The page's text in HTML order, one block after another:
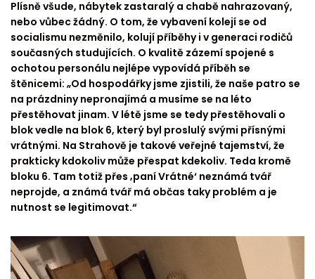
Plísně všude, nábytek zastaralý a chabě nahrazovaný,
nebo vůbec žádný. O tom, že vybavení kolejí se od
socialismu nezměnilo, kolují příběhy i v generaci rodičů
současných studujících. O kvalitě zázemí spojené s
ochotou personálu nejlépe vypovídá příběh se
štěnicemi: „Od hospodářky jsme zjistili, že naše patro se
na prázdniny nepronajímá a musíme se na léto
přestěhovat jinam. V létě jsme se tedy přestěhovali o
blok vedle na blok 6, který byl proslulý svými přísnými
vrátnými. Na Strahově je takové veřejné tajemství, že
prakticky kdokoliv může přespat kdekoliv. Teda kromě
bloku 6. Tam totiž přes ‚paní Vrátné‘ neznámá tvář
neprojde, a známá tvář má občas taky problém a je
nutnost se legitimovat.“